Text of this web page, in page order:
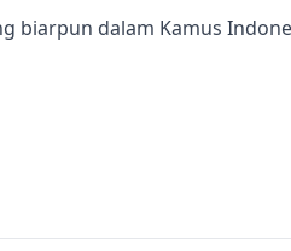
biarpun dalam Kamus